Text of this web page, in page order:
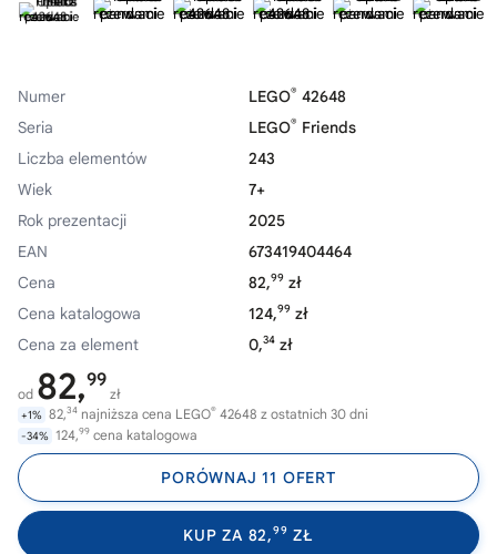
Numer LEGO® 42648
Seria
LEGO® Friends
Liczba elementów
243
Wiek
7+
Rok prezentacji
2025
EAN
673419404464
Cena
82,99 zł
Cena katalogowa
124,99 zł
Cena za element
0,34 zł
od 82,99
zł
+1% 82,34 najniższa cena LEGO® 42648 z ostatnich 30 dni
-34% 124,99 cena katalogowa
PORÓWNAJ 11 OFERT
KUP ZA 82,99 ZŁ